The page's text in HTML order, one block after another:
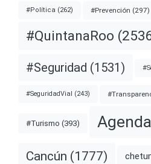
#Política (262) #Prevención (297)
#QuintanaRoo
#Seguridad (1531)
#SeguridadVial (243)
#Turismo (393)
Cancún (1777)